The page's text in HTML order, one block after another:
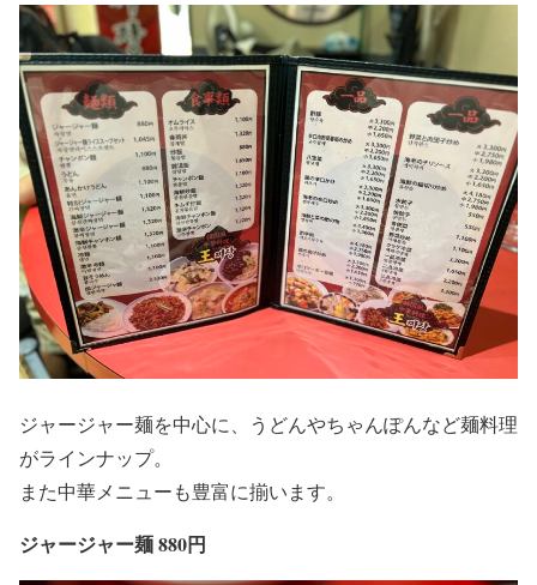
ジャージャー麺を中心に、うどんやちゃんぽんなど麺料理
がラインナップ。
また中華メニューも豊富に揃います。
ジャージャー麺 880円